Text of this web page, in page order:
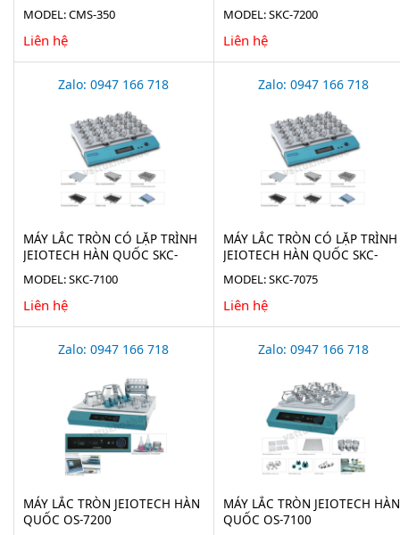
MODEL: CMS-350
Liên hệ
MODEL: SKC-7200
Liên hệ
Zalo: 0947 166 718
MÁY LẮC TRÒN CÓ LẶP TRÌNH
JEIOTECH HÀN QUỐC SKC-
MODEL: SKC-7100
Liên hệ
Zalo: 0947 166 718
MÁY LẮC TRÒN CÓ LẶP TRÌNH
JEIOTECH HÀN QUỐC SKC-
MODEL: SKC-7075
Liên hệ
Zalo: 0947 166 718
MÁY LẮC TRÒN JEIOTECH HÀN
QUỐC OS-7200
Zalo: 0947 166 718
MÁY LẮC TRÒN JEIOTECH HÀN
QUỐC OS-7100